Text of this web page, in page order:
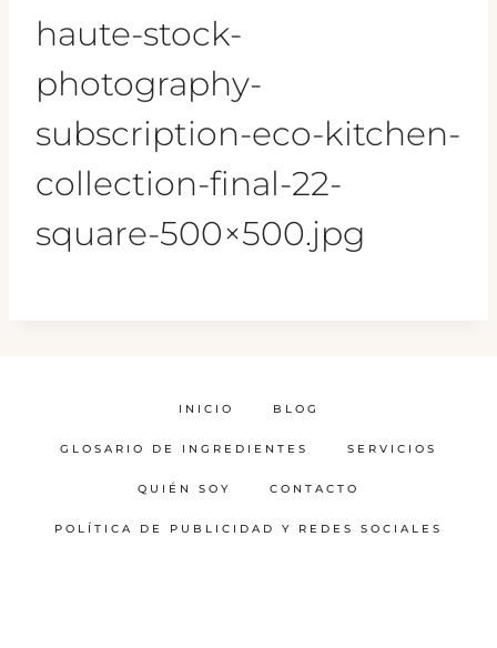
haute-stock-
photography-
subscription-eco-kitchen-
collection-final-22-
square-500×500.jpg
INICIO BLOG
GLOSARIO DE INGREDIENTES SERVICIOS
QUIÉN SOY CONTACTO
POLÍTICA DE PUBLICIDAD Y REDES SOCIALES